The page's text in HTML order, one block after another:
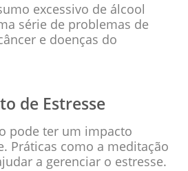
excessivo de álcool
série de problemas de
e doenças do
de Estresse
pode ter um impacto
Práticas como a meditação
a gerenciar o estresse.